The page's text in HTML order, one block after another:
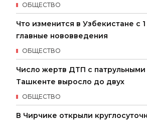
ОБЩЕСТВО
Что изменится в Узбекистане с 1
главные нововведения
ОБЩЕСТВО
Число жертв ДТП с
Ташкенте выросло до двух
ОБЩЕСТВО
В Чирчике открыли